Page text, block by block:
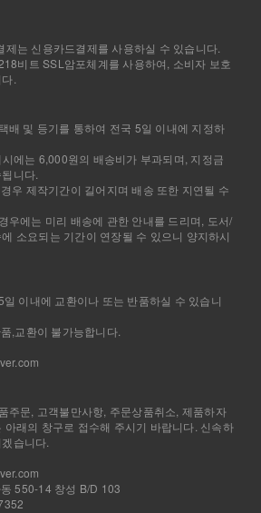
는 신용카드결제를 사용하실 수 있습니다.
비트 SSL암포체계를 사용하여, 소비자 보호
.
배 및 등기를 통하여 전국 5일 이내에 지정하
에는 6,000원의 배송비가 부과되며, 지정금
니다.
우 제작기간이 길어지며 배송 또한 지연될 수
우에는 미리 배송에 관한 안내를 드리며, 도서/
소요되는 기간이 연장될 수 있으니 양지하시
이내에 교환이나 또는 반품하실 수 있습니
,교환이 불가능합니다.
주문, 고객불만사항, 주문상품취소, 제품하자
아래의 창구로 접수해 주시기 바랍니다. 신속하
습니다.
550-14 창성 B/D 103